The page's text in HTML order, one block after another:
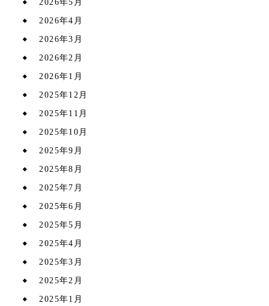
2026年5月
2026年4月
2026年3月
2026年2月
2026年1月
2025年12月
2025年11月
2025年10月
2025年9月
2025年8月
2025年7月
2025年6月
2025年5月
2025年4月
2025年3月
2025年2月
2025年1月